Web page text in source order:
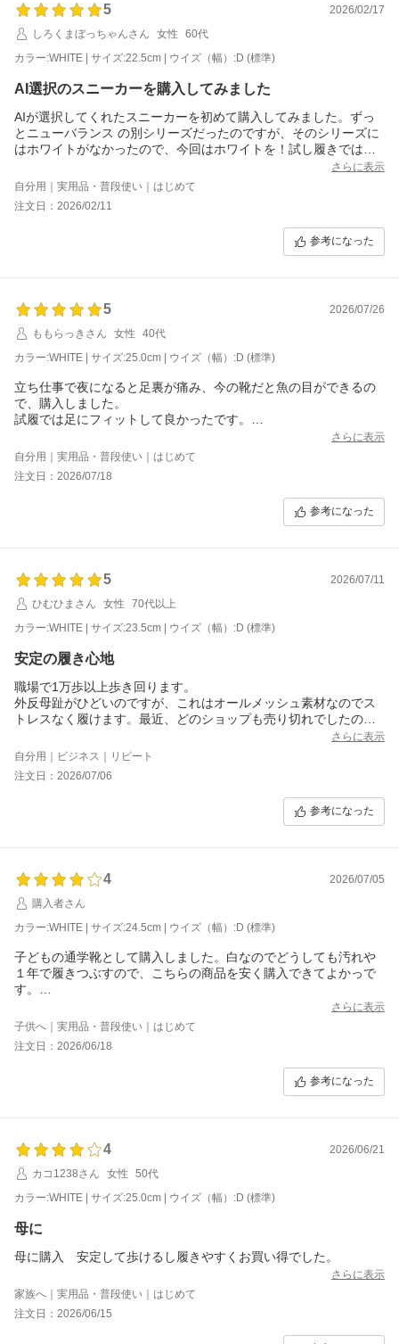
5
2026/02/17
しろくまぼっちゃんさん
女性
60代
カラー:WHITE | サイズ:22.5cm | ウイズ（幅）:D (標準)
AI選択のスニーカーを購入してみました
AIが選択してくれたスニーカーを初めて購入してみました。ずっ
とニューバランス の別シリーズだったのですが、そのシリーズに
はホワイトがなかったので、今回はホワイトを！試し履きでは
少々クッションが薄く感じますが気候が暖かくなれば問題無さそ
うです。
さらに表示
自分用｜実用品・普段使い｜はじめて
注文日：2026/02/11
参考になった
5
2026/07/26
ももらっきさん
女性
40代
カラー:WHITE | サイズ:25.0cm | ウイズ（幅）:D (標準)
立ち仕事で夜になると足裏が痛み、今の靴だと魚の目ができるの
で、購入しました。
試履では足にフィットして良かったです。
さらに表示
自分用｜実用品・普段使い｜はじめて
注文日：2026/07/18
参考になった
5
2026/07/11
ひむひまさん
女性
70代以上
カラー:WHITE | サイズ:23.5cm | ウイズ（幅）:D (標準)
安定の履き心地
職場で1万歩以上歩き回ります。
外反母趾がひどいのですが、これはオールメッシュ素材なのでス
トレスなく履けます。最近、どのショップも売り切れでしたの
さらに表示
自分用｜ビジネス｜リピート
注文日：2026/07/06
参考になった
4
2026/07/05
購入者さん
カラー:WHITE | サイズ:24.5cm | ウイズ（幅）:D (標準)
子どもの通学靴として購入しました。白なのでどうしても汚れや
１年で履きつぶすので、こちらの商品を安く購入できてよかっで
す。
さらに表示
子供へ｜実用品・普段使い｜はじめて
注文日：2026/06/18
参考になった
4
2026/06/21
カコ1238さん
女性
50代
カラー:WHITE | サイズ:25.0cm | ウイズ（幅）:D (標準)
母に
さらに表示
家族へ｜実用品・普段使い｜はじめて
注文日：2026/06/15